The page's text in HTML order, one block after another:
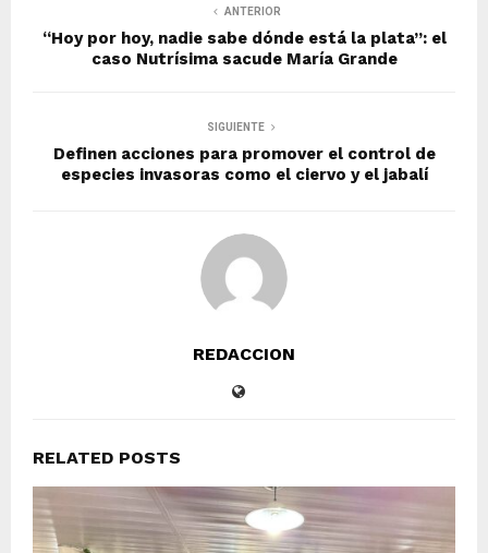
ANTERIOR
“Hoy por hoy, nadie sabe dónde está la plata”: el
caso Nutrísima sacude María Grande
SIGUIENTE
Definen acciones para promover el control de
especies invasoras como el ciervo y el jabalí
REDACCION
RELATED POSTS